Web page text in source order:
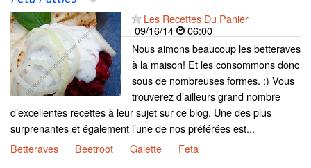
Les Recettes Du Panier
09/16/14
06:00
Nous aimons beaucoup les betteraves
à la maison! Et les consommons donc
sous de nombreuses formes. :) Vous
trouverez d’ailleurs grand nombre
d’excellentes recettes à leur sujet sur ce blog. Une des plus
surprenantes et également l’une de nos préférées est...
Betteraves
Beetroot Galette Feta